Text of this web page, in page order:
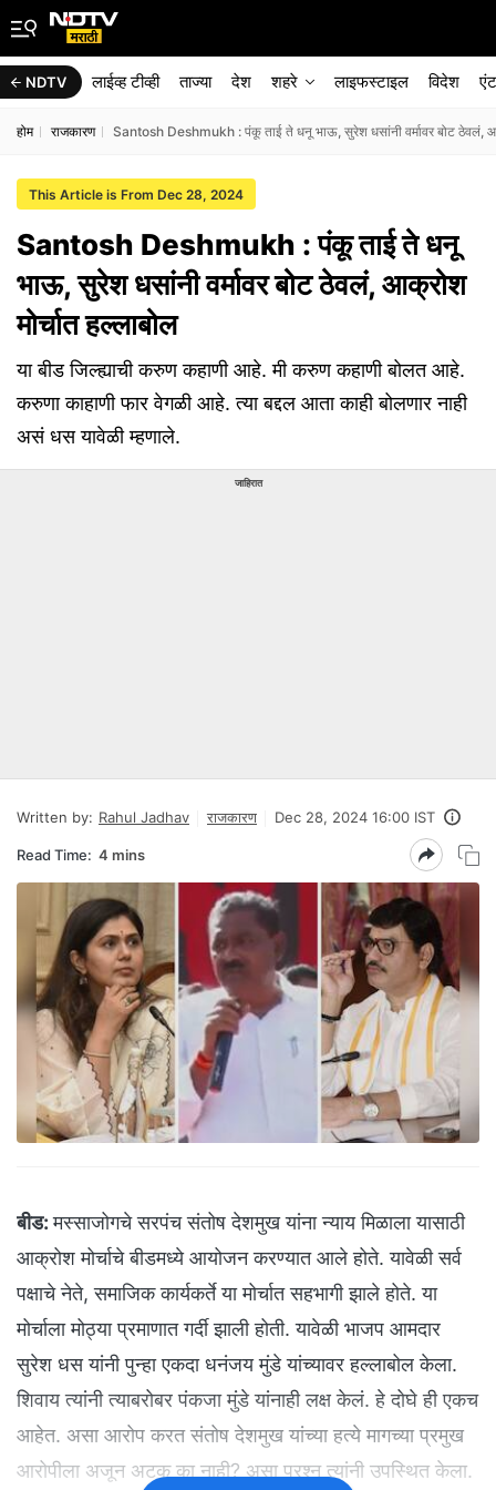
NDTV लाईव्ह टीव्ही ताज्या देश शहरे लाइफस्टाइल विदेश
होम राजकारण Santosh Deshmukh : पंकू ताई ते धनू भाऊ, सुरेश धसांनी वर्मावर बोट ठेवलं,
This Article is From Dec 28, 2024
Santosh Deshmukh : पंकू ताई ते धनू
भाऊ, सुरेश धसांनी वर्मावर बोट ठेवलं, आक्रोश
मोर्चात हल्लाबोल
या बीड जिल्ह्याची करुण कहाणी आहे. मी करुण कहाणी बोलत आहे.
करुणा काहाणी फार वेगळी आहे. त्या बद्दल आता काही बोलणार नाही
असं धस यावेळी म्हणाले.
जाहिरात
Written by: Rahul Jadhav राजकारण Dec 28, 2024 16:00 IST
Read Time: 4 mins
बीड: मस्साजोगचे सरपंच संतोष देशमुख यांना न्याय मिळाला यासाठी
आक्रोश मोर्चाचे बीडमध्ये आयोजन करण्यात आले होते. यावेळी सर्व
पक्षाचे नेते, समाजिक कार्यकर्ते या मोर्चात सहभागी झाले होते. या
मोर्चाला मोठ्या प्रमाणात गर्दी झाली होती. यावेळी भाजप आमदार
सुरेश धस यांनी पुन्हा एकदा धनंजय मुंडे यांच्यावर हल्लाबोल केला.
शिवाय त्यांनी त्याबरोबर पंकजा मुंडे यांनाही लक्ष केलं. हे दोघे ही एकच
आहेत. असा आरोप करत संतोष देशमुख यांच्या हत्ये मागच्या प्रमुख
आरोपीला अजून अटक का नाही? असा प्रश्न त्यांनी उपस्थित केला.